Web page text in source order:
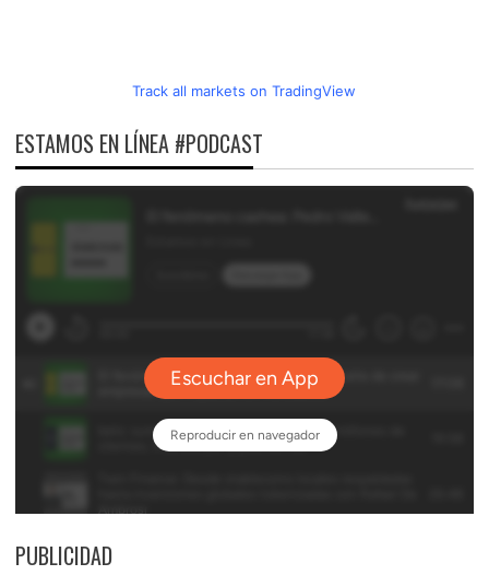
Track all markets on TradingView
ESTAMOS EN LÍNEA #PODCAST
PUBLICIDAD